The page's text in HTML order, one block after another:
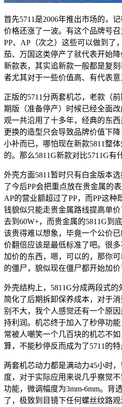
首先5711是2006年推出市场的，
价格还涨了一波。有这个品牌号召
PP、AP（次之）这些可以做到了
茄、万国这类停产了就代表开始
新款表，其实追新款一般都是复
者尤其对于一些价值高、有代表意
正版的5711分两套机芯，老款（
期版（准备停产）时候已经全面
观一共沿用了十多年，经典的东
更换的造型只会导致品牌价值下
小补而已，哪怕现在新款5811整
的。那么5811G新款对比5711G有
外壳方面5811暂时只有白金版本
了今后PP会把重点放在贵金属的
AP的营业额超过了PP，而PP这
钱貌似只能走贵金属路线提高单
去到60W+，而贵金属的5811G到
该贵得难以想象，毕竟一个公价
价翻倍应该是最低标准了吧。很
加价的东西，嗯，可以的，那你
的僵尸，貌似现在僵尸都开始加价
外壳结构上，5811G分成两段式
简化了后期拆卸保养成本，对于
别不大，我个人感觉还有一个原
持利润。机芯终于加入了秒停功
常被人嘲笑一个几百块的机芯不
算，不能秒停反而成为了5711的特
两套机芯动力都是满动力45小时
度，对于实际应用来说几乎察觉
功能，微调幅度为3mm-6mm。背
了，极致到目镜下任何螺丝纹路